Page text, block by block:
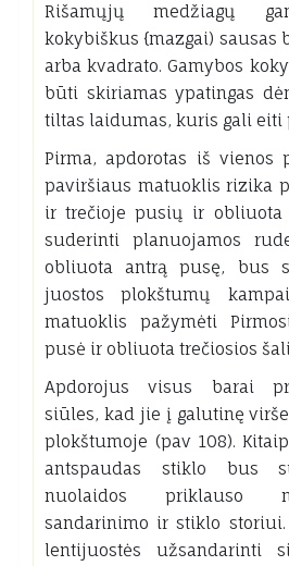
Rišamųjų medžiagų
kokybiškus {mazgai) sausas
arba kvadrato. Gamybos
būti skiriamas ypatingas
tiltas laidumas, kuris gali eiti
Pirma, apdorotas iš vienos
paviršiaus matuoklis rizika
ir trečioje pusių ir obliuota
suderinti planuojamos
obliuota antrą pusę, bus
juostos plokštumų
matuoklis pažymėti
pusė ir obliuota trečiosios
Apdorojus visus barai
siūles, kad jie į galutinę
plokštumoje (pav 108).
antspaudas stiklo bus
nuolaidos priklauso
sandarinimo ir stiklo
lentijuostės užsandarinti